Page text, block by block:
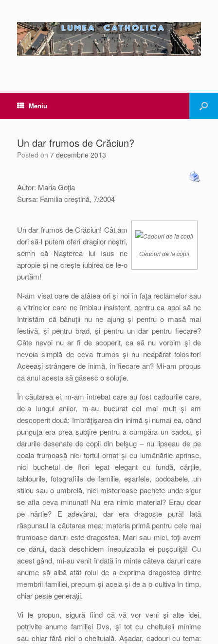
Meniu
Un dar frumos de Crăciun?
Posted on 7 decembrie 2013
Autor: Maria Goţia
Sursa: Familia creştină, 7/2004
Cadouri de la copii
Un dar frumos de Crăciun! Cât am
dori să-l putem oferi dragilor noştri,
semn că Naşterea lui Isus ne
apropie şi ne creşte iubirea ce le-o
purtăm!
N-am visat oare de atâtea ori şi noi în faţa reclamelor sau
a vitrinelor care ne îmbiau insistent, pentru ca apoi să ne
întristăm că bănuţii nu ne ajung şi pentru o masă mai
festivă, şi pentru brad, şi pentru un dar pentru fiecare?
Câte nevoi nu ar fi de acoperit, ca să nu vorbim şi de
nevoia simplă de ceva frumos şi nu neapărat folositor!
Aceeaşi strângere de inimă, în fiecare an? Mi-am propus
ca anul acesta să găsesc o soluţie.
În căutarea ei, m-am întrebat care au fost cadourile care,
de-a lungul anilor, m-au bucurat cel mai mult şi am
descoperit două: îmbrăţişarea din inimă şi numai ea, când
punguţa era prea subţire pentru a cumpăra un cadou, şi
darurile desenate de copii din belşug – nu lipseau de pe
coala frumoasă nici tortul ornat şi cu lumânările aprinse,
nici buchetul de flori legat elegant cu fundă, cărţile,
tablourile, fotografiile de familie, eşarfele, podoabele, un
stilou sau o umbrelă, nici misterioase pachete unde sigur
se afla ceva minunat! Nu era nimic material? Erau doar
pe hârtie? E adevărat, dar era dragoste pură! Iată
răspunsul la căutarea mea: materia primă pentru cele mai
frumoase daruri este dragostea. Mari sau mici, toţi avem
ce dărui, dacă deschidem inepuizabila ei puşculiţă! Cu
acest gând, mi-au venit îndată în minte câteva daruri care
anume să aibă atât rolul de a exprima dragostea dintre
membrii familiei, precum şi acela şi de a o cultiva în timp,
chiar peste generaţii.
Vi le propun, sigură fiind că vă vor veni şi alte idei,
potrivite anume familiei Dvs, şi tot cu cheltuieli minime
sau chiar fără nici o cheltuială. Aşadar, cadouri cu tema: